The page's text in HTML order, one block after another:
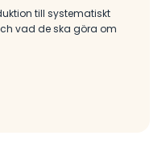
till systematiskt
vad de ska göra om